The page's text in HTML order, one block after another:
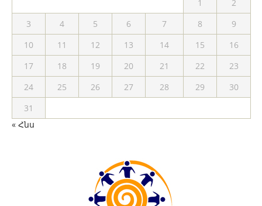
1
2
3
4 5 6 7 8
9
10
11 12 13 14 15
16
17
18 19 20 21 22
23
24
25 26 27 28 29
30
31
« Հնս